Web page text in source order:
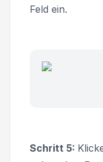
Feld ein.
Schritt 5: